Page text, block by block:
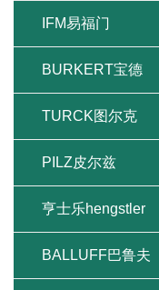
IFM易福门
BURKERT宝德
TURCK图尔克
PILZ皮尔兹
亨士乐hengstler
BALLUFF巴鲁夫